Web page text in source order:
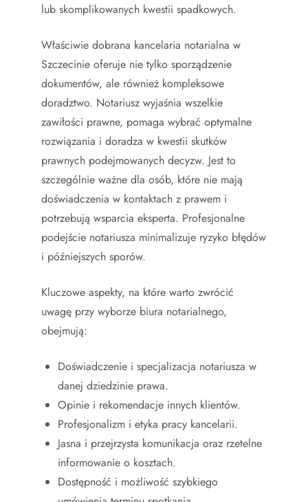
lub skomplikowanych kwestii spadkowych.
Właściwie dobrana kancelaria notarialna w
Szczecinie oferuje nie tylko sporządzenie
dokumentów, ale również kompleksowe
doradztwo. Notariusz wyjaśnia wszelkie
zawiłości prawne, pomaga wybrać optymalne
rozwiązania i doradza w kwestii skutków
prawnych podejmowanych decyzw. Jest to
szczególnie ważne dla osób, które nie mają
doświadczenia w kontaktach z prawem i
potrzebują wsparcia eksperta. Profesjonalne
podejście notariusza minimalizuje ryzyko błędów
i późniejszych sporów.
Kluczowe aspekty, na które warto zwrócić
uwagę przy wyborze biura notarialnego,
obejmują:
Doświadczenie i specjalizacja notariusza w
danej dziedzinie prawa.
Opinie i rekomendacje innych klientów.
Profesjonalizm i etyka pracy kancelarii.
Jasna i przejrzysta komunikacja oraz rzetelne
informowanie o kosztach.
Dostępność i możliwość szybkiego